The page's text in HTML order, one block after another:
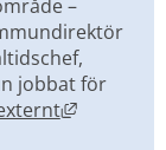
–
jobbat för
Länk till